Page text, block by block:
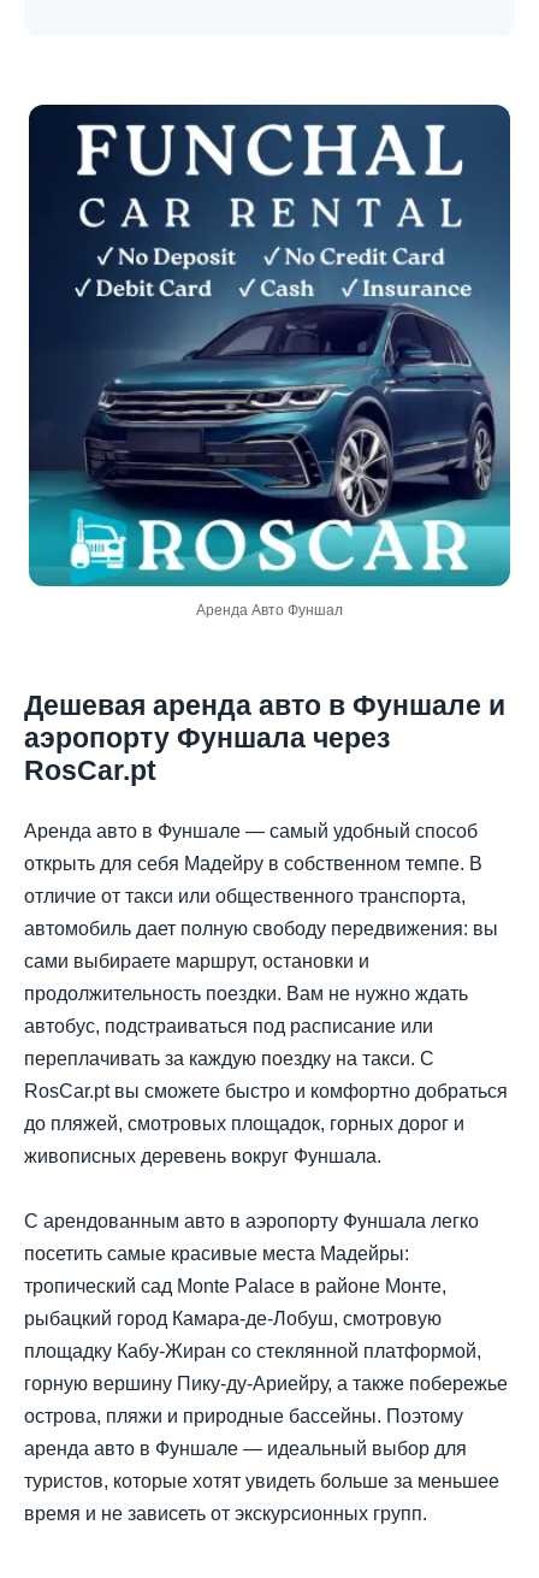
Аренда Авто Фуншал
Дешевая аренда авто в Фуншале и
аэропорту Фуншала через
RosCar.pt
Аренда авто в Фуншале — самый удобный способ
открыть для себя Мадейру в собственном темпе. В
отличие от такси или общественного транспорта,
автомобиль дает полную свободу передвижения: вы
сами выбираете маршрут, остановки и
продолжительность поездки. Вам не нужно ждать
автобус, подстраиваться под расписание или
переплачивать за каждую поездку на такси. С
RosCar.pt вы сможете быстро и комфортно добраться
до пляжей, смотровых площадок, горных дорог и
живописных деревень вокруг Фуншала.
С арендованным авто в аэропорту Фуншала легко
посетить самые красивые места Мадейры:
тропический сад Monte Palace в районе Монте,
рыбацкий город Камара-де-Лобуш, смотровую
площадку Кабу-Жиран со стеклянной платформой,
горную вершину Пику-ду-Ариейру, а также побережье
острова, пляжи и природные бассейны. Поэтому
аренда авто в Фуншале — идеальный выбор для
туристов, которые хотят увидеть больше за меньшее
время и не зависеть от экскурсионных групп.